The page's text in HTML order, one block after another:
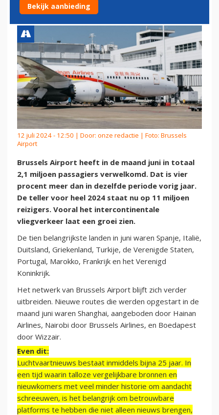
12 juli 2024 - 12:50 | Door: onze redactie | Foto: Brussels
Airport
Brussels Airport heeft in de maand juni in totaal
2,1 miljoen passagiers verwelkomd. Dat is vier
procent meer dan in dezelfde periode vorig jaar.
De teller voor heel 2024 staat nu op 11 miljoen
reizigers. Vooral het intercontinentale
vliegverkeer laat een groei zien.
De tien belangrijkste landen in juni waren Spanje, Italië,
Duitsland, Griekenland, Turkije, de Verenigde Staten,
Portugal, Marokko, Frankrijk en het Verenigd
Koninkrijk.
Het netwerk van Brussels Airport blijft zich verder
uitbreiden. Nieuwe routes die werden opgestart in de
maand juni waren Shanghai, aangeboden door Hainan
Airlines, Nairobi door Brussels Airlines, en Boedapest
door Wizzair.
Even dit:
Luchtvaartnieuws bestaat inmiddels bijna 25 jaar. In
een tijd waarin talloze vergelijkbare bronnen en
nieuwkomers met veel minder historie om aandacht
schreeuwen, is het belangrijk om betrouwbare
platforms te hebben die niet alleen nieuws brengen,
Bekijk aanbieding